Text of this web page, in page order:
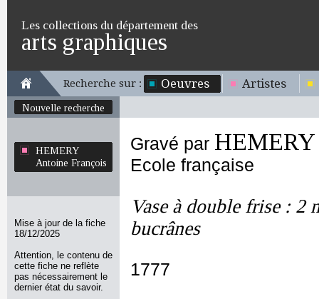
Les collections du département des
arts graphiques
Recherche sur : Oeuvres Artistes
Nouvelle recherche
HEMERY
Antoine François
Mise à jour de la fiche
18/12/2025
Attention, le contenu de
cette fiche ne reflète
pas nécessairement le
dernier état du savoir.
Gravé par
Ecole française
Vase à double frise : 2
bucrânes
1777